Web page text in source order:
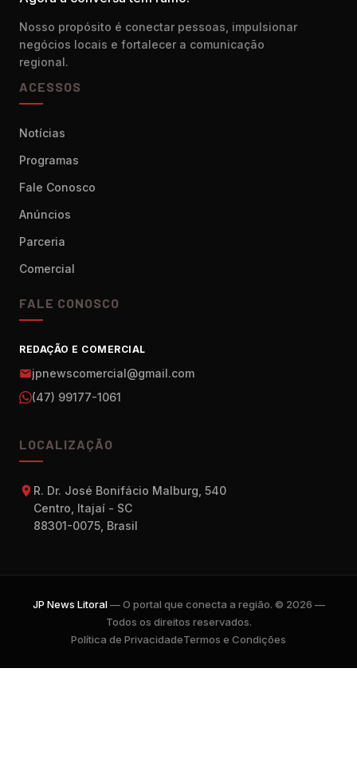
Nosso propósito é conectar pessoas, impulsionar
negócios locais e fortalecer a comunicação
regional.
ACESSOS
Notícias
Programas
Fale Conosco
Anúncios
Parceria
Comercial
FALE CONOSCO
REDAÇÃO E COMERCIAL
jpnewscomercial@gmail.com
(47) 99177-1061
LOCALIZAÇÃO
R. Dr. José Bonifácio Malburg, 540
Centro, Itajaí - SC
88301-0075, Brasil
JP News Litoral— O portal que conecta a região. © 2026 —
Todos os direitos reservados.
Política de PrivacidadeTermos e Condições